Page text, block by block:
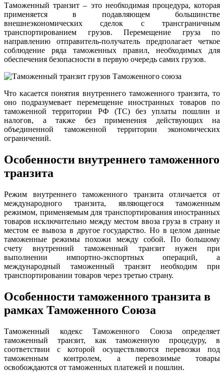
Таможенный транзит – это необходимая процедура, которая
применяется в подавляющем большинстве
внешнеэкономических сделок с трансграничным
транспортированием грузов. Перемещение груза по
направлению отправитель-получатель предполагает четкое
соблюдение ряда таможенных правил, необходимых для
обеспечения безопасности в первую очередь самих грузов.
Что касается понятия внутреннего таможенного транзита, то
оно подразумевает перемещение иностранных товаров по
таможенной территории РФ (ТС) без уплаты пошлин и
налогов, а также без применения действующих на
объединенной таможенной территории экономических
ограничений.
Особенности внутреннего таможенного
транзита
Режим внутреннего таможенного транзита отличается от
международного транзита, являющегося таможенным
режимом, применяемым для транспортирования иностранных
товаров исключительно между местом ввоза груза в страну и
местом ее вывоза в другое государство. Но в целом данные
таможенные режимы похожи между собой. По большому
счету внутренний таможенный транзит нужен при
выполнении импортно-экспортных операций, а
международный таможенный транзит необходим при
транспортировании товаров через третью страну.
Особенности таможенного транзита в
рамках Таможенного Союза
Таможенный кодекс Таможенного Союза определяет
таможенный транзит, как таможенную процедуру, в
соответствии с которой осуществляются перевозки под
таможенным контролем, а перевозимые товары
освобождаются от таможенных платежей и пошлин.